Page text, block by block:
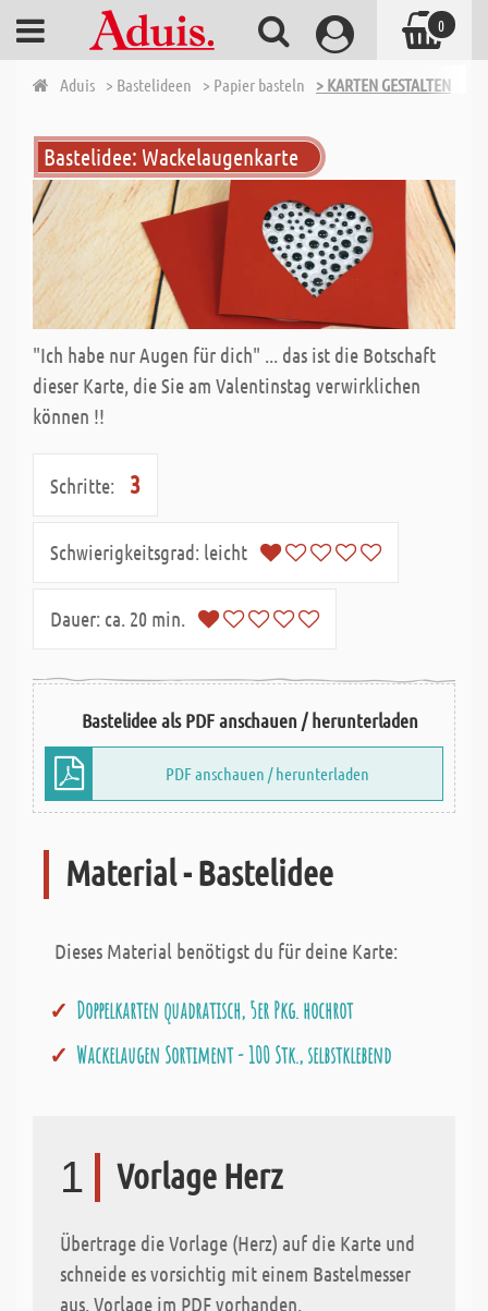
Aduis > Bastelideen > Papier basteln > KARTEN GESTALTEN
Bastelidee: Wackelaugenkarte
"Ich habe nur Augen für dich" ... das ist die Botschaft
dieser Karte, die Sie am Valentinstag verwirklichen
können !!
Schritte: 3
Schwierigkeitsgrad: leicht
Dauer: ca. 20 min.
Bastelidee als PDF anschauen / herunterladen
PDF anschauen / herunterladen
Material - Bastelidee
Dieses Material benötigst du für deine Karte:
Doppelkarten quadratisch, 5er Pkg. hochrot
Wackelaugen Sortiment - 100 Stk., selbstklebend
1 Vorlage Herz
Übertrage die Vorlage (Herz) auf die Karte und
schneide es vorsichtig mit einem Bastelmesser
aus. Vorlage im PDF vorhanden.
0